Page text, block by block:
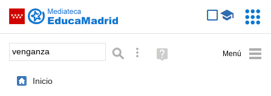
Saltar navegación
Palabra o frase: Búsqueda avanzada
Ayuda
(en
Inicio